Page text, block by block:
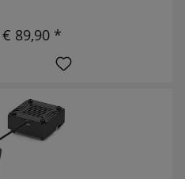
€ 89,90 *